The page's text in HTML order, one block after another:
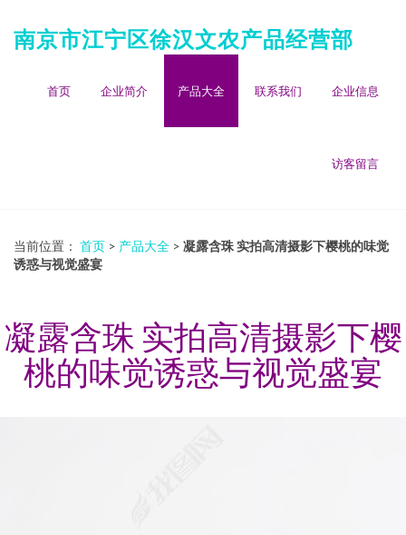
南京市江宁区徐汉文农产品经营部
首页 企业简介 产品大全 联系我们 企业信息
访客留言
当前位置： 首页 > 产品大全 > 凝露含珠 实拍高清摄影下樱桃的味觉
诱惑与视觉盛宴
凝露含珠 实拍高清摄影下樱
桃的味觉诱惑与视觉盛宴